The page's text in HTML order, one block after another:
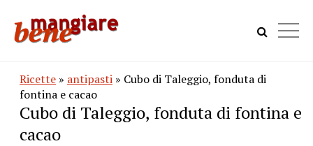
Ricette » antipasti » Cubo di Taleggio, fonduta di
fontina e cacao
Cubo di Taleggio, fonduta di fontina e
cacao